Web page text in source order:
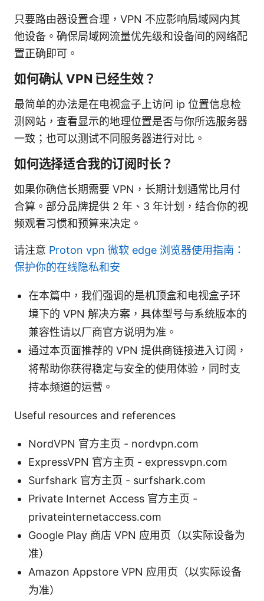
只要路由器设置合理，VPN 不应影响局域网内其
他设备。确保局域网流量优先级和设备间的网络配
置正确即可。
如何确认 VPN 已经生效？
最简单的办法是在电视盒子上访问 ip 位置信息检
测网站，查看显示的地理位置是否与你所选服务器
一致；也可以测试不同服务器进行对比。
如何选择适合我的订阅时长？
如果你确信长期需要 VPN，长期计划通常比月付
合算。部分品牌提供 2 年、3 年计划，结合你的视
频观看习惯和预算来决定。
请注意 Proton vpn 微软 edge 浏览器使用指南：
保护你的在线隐私和安
在本篇中，我们强调的是机顶盒和电视盒子环
境下的 VPN 解决方案，具体型号与系统版本的
兼容性请以厂商官方说明为准。
通过本页面推荐的 VPN 提供商链接进入订阅，
将帮助你获得稳定与安全的使用体验，同时支
持本频道的运营。
Useful resources and references
NordVPN 官方主页 - nordvpn.com
ExpressVPN 官方主页 - expressvpn.com
Surfshark 官方主页 - surfshark.com
Private Internet Access 官方主页 -
privateinternetaccess.com
Google Play 商店 VPN 应用页（以实际设备为
准）
Amazon Appstore VPN 应用页（以实际设备
为准）